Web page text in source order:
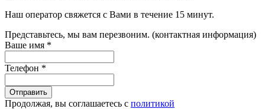
Наш оператор свяжется с Вами в течение 15 минут.
Представьтесь, мы вам перезвоним. (контактная информация)
Ваше имя *
Телефон *
Продолжая, вы соглашаетесь с политикой